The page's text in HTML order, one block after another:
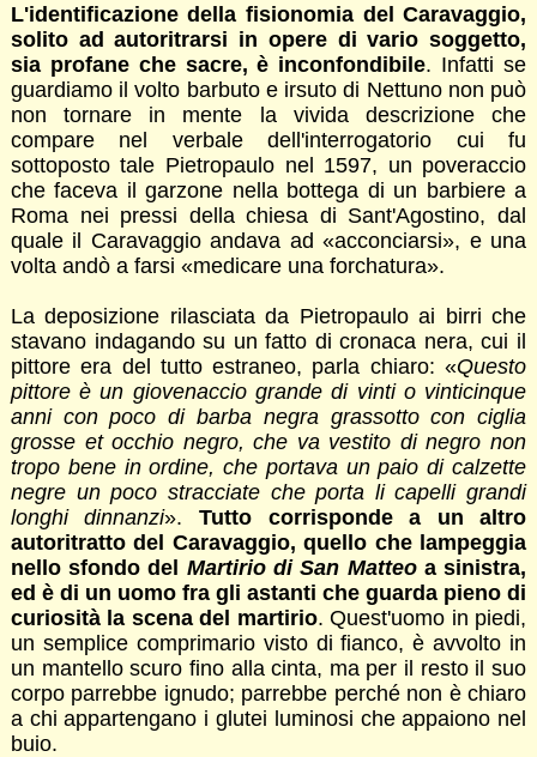
L'identificazione della fisionomia del Caravaggio,
solito ad autoritrarsi in opere di vario soggetto,
sia profane che sacre, è inconfondibile. Infatti se
guardiamo il volto barbuto e irsuto di Nettuno non può
non tornare in mente la vivida descrizione che
compare nel verbale dell'interrogatorio cui fu
sottoposto tale Pietropaulo nel 1597, un poveraccio
che faceva il garzone nella bottega di un barbiere a
Roma nei pressi della chiesa di Sant'Agostino, dal
quale il Caravaggio andava ad «acconciarsi», e una
volta andò a farsi «medicare una forchatura».
La deposizione rilasciata da Pietropaulo ai birri che
stavano indagando su un fatto di cronaca nera, cui il
pittore era del tutto estraneo, parla chiaro: «Questo
pittore è un giovenaccio grande di vinti o vinticinque
anni con poco di barba negra grassotto con ciglia
grosse et occhio negro, che va vestito di negro non
tropo bene in ordine, che portava un paio di calzette
negre un poco stracciate che porta li capelli grandi
longhi dinnanzi». Tutto corrisponde a un altro
autoritratto del Caravaggio, quello che lampeggia
nello sfondo del Martirio di San Matteo a sinistra,
ed è di un uomo fra gli astanti che guarda pieno di
curiosità la scena del martirio. Quest'uomo in piedi,
un semplice comprimario visto di fianco, è avvolto in
un mantello scuro fino alla cinta, ma per il resto il suo
corpo parrebbe ignudo; parrebbe perché non è chiaro
a chi appartengano i glutei luminosi che appaiono nel
buio.